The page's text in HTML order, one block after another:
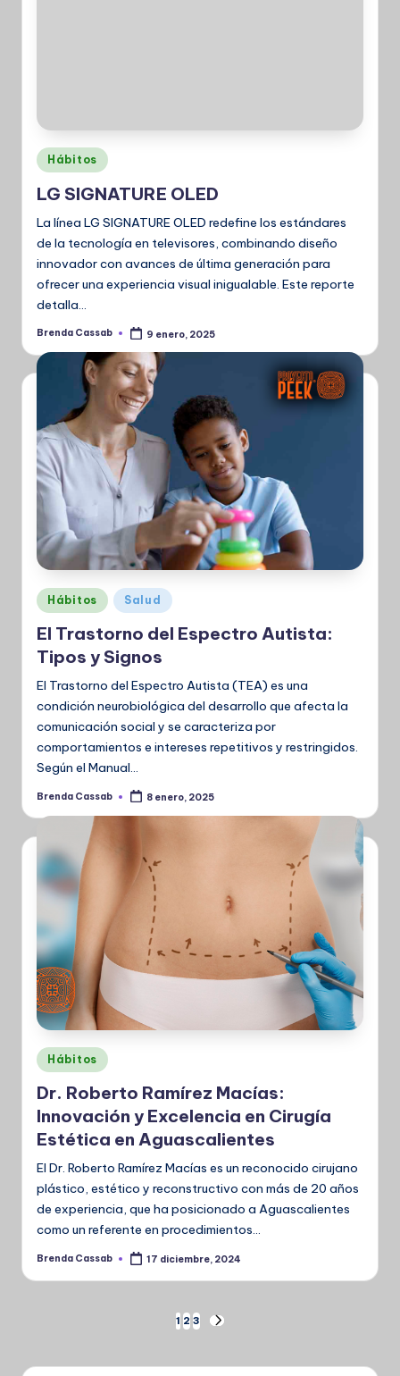
Publicado
en
Hábitos
LG SIGNATURE OLED
La línea LG SIGNATURE OLED redefine los estándares
de la tecnología en televisores, combinando diseño
innovador con avances de última generación para
ofrecer una experiencia visual inigualable. Este reporte
detalla…
Publicado
Brenda Cassab 9 enero, 2025
Publicado
en
Hábitos Salud
El Trastorno del Espectro Autista:
Tipos y Signos
El Trastorno del Espectro Autista (TEA) es una
condición neurobiológica del desarrollo que afecta la
comunicación social y se caracteriza por
comportamientos e intereses repetitivos y restringidos.
Según el Manual…
Publicado
Brenda Cassab 8 enero, 2025
Publicado
en
Hábitos
Dr. Roberto Ramírez Macías:
Innovación y Excelencia en Cirugía
Estética en Aguascalientes
El Dr. Roberto Ramírez Macías es un reconocido cirujano
plástico, estético y reconstructivo con más de 20 años
de experiencia, que ha posicionado a Aguascalientes
como un referente en procedimientos…
Publicado
Brenda Cassab 17 diciembre, 2024
de
1 2 3
SIGUIENTE